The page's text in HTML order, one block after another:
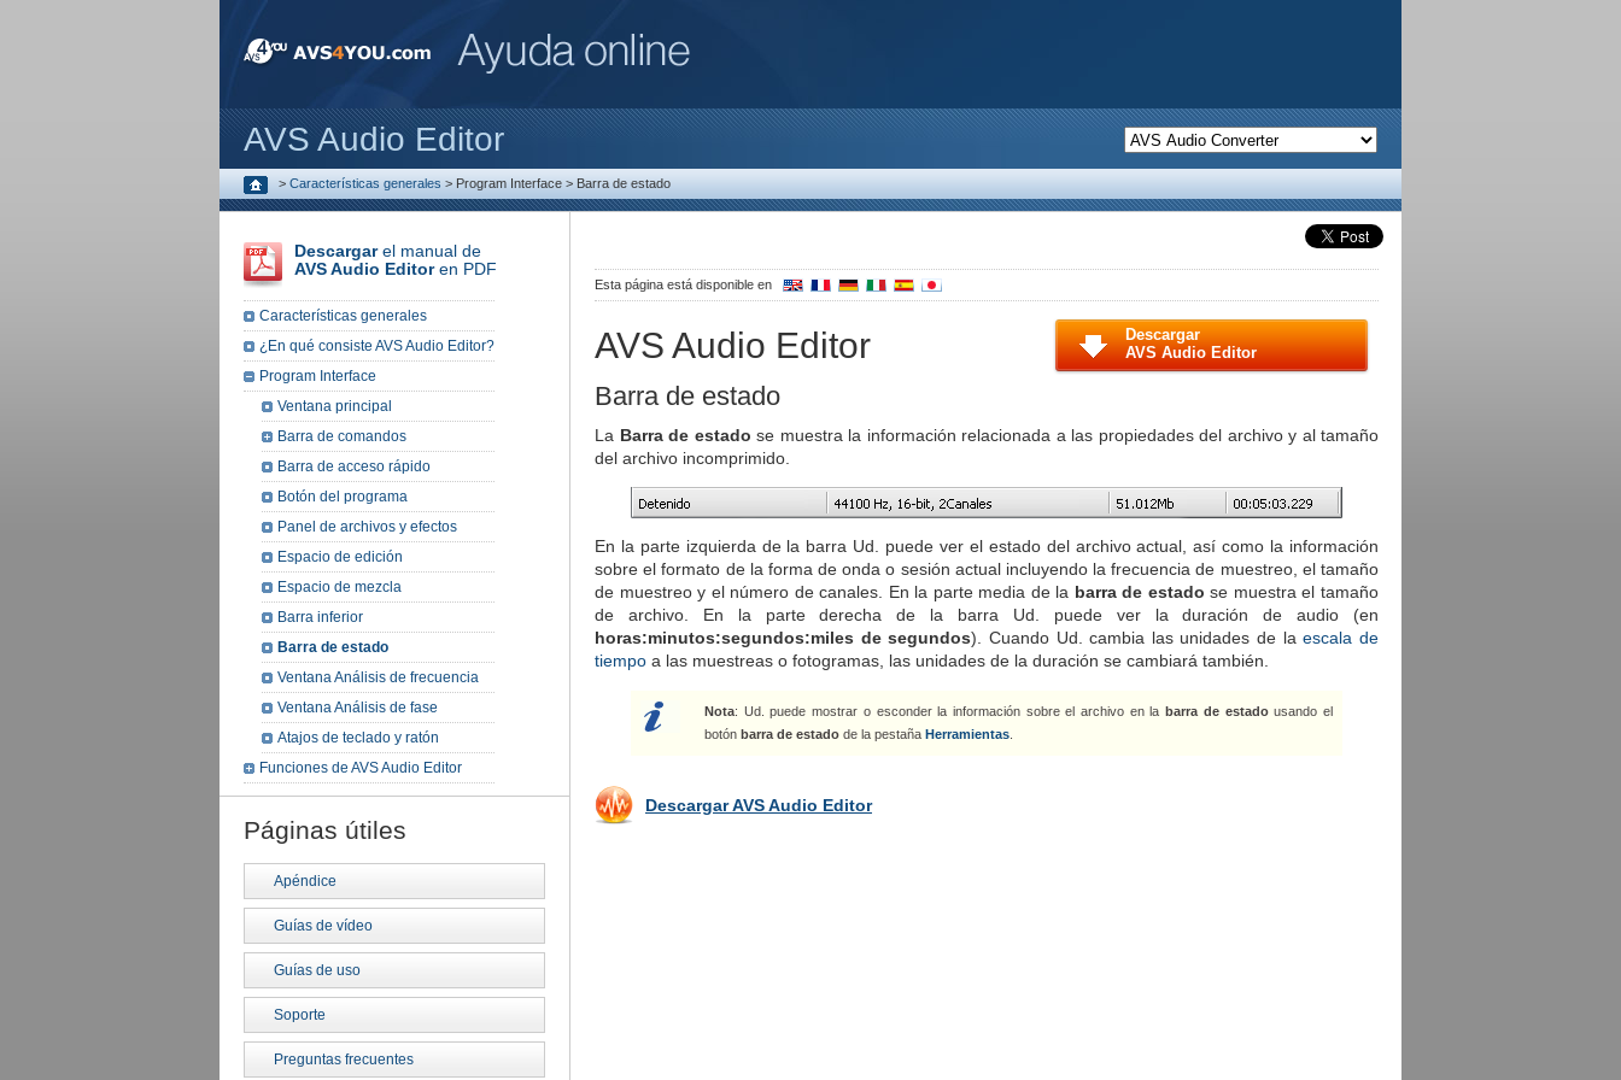
AVS Audio Editor
> Características generales > Program Interface > Barra de estado
Esta página está disponible en
AVS Audio Editor
Descargar
AVS Audio Editor
Barra de estado
La Barra de estado se muestra la información relacionada a las propiedades del archivo y al tamaño
del archivo incomprimido.
En la parte izquierda de la barra Ud. puede ver el estado del archivo actual, así como la información
sobre el formato de la forma de onda o sesión actual incluyendo la frecuencia de muestreo, el tamaño
de muestreo y el número de canales. En la parte media de la barra de estado se muestra el tamaño
de archivo. En la parte derecha de la barra Ud. puede ver la duración de audio (en
horas:minutos:segundos:miles de segundos). Cuando Ud. cambia las unidades de laescala de
tiempo a las muestreas o fotogramas, las unidades de la duración se cambiará también.
Nota: Ud. puede mostrar o esconder la información sobre el archivo en labarra de estadousando el
botón barra de estado de la pestaña Herramientas
Descargar AVS Audio Editor
Descargarel manual de
AVS Audio Editoren PDF
Características generales
¿En qué consiste AVS Audio Editor?
Program Interface
Ventana principal
Barra de comandos
Barra de acceso rápido
Botón del programa
Panel de archivos y efectos
Espacio de edición
Espacio de mezcla
Barra inferior
Barra de estado
Ventana Análisis de frecuencia
Ventana Análisis de fase
Atajos de teclado y ratón
Funciones de AVS Audio Editor
Páginas útiles
Apéndice
Guías de vídeo
Guías de uso
Soporte
Preguntas frecuentes